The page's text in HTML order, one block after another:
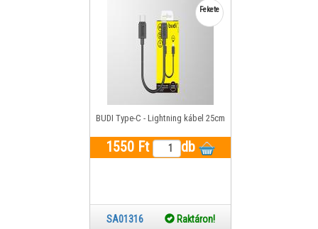
Fekete
BUDI Type-C - Lightning kábel 25cm
1550 Ft db
SA01316 Raktáron!